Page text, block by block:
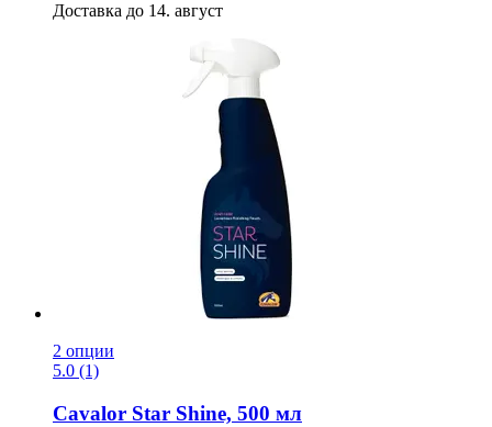
Доставка до 14. август
2 опции
5.0 (1)
Cavalor Star Shine, 500 мл